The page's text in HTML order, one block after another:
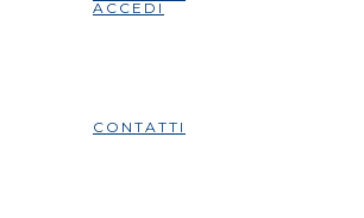
ACCEDI
CONTATTI